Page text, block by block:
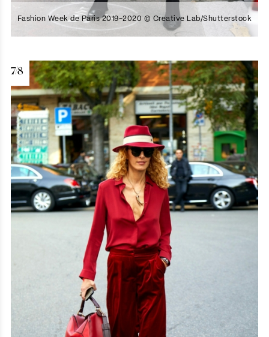
Fashion Week de Paris 2019-2020 © Creative Lab/Shutterstock
7/8